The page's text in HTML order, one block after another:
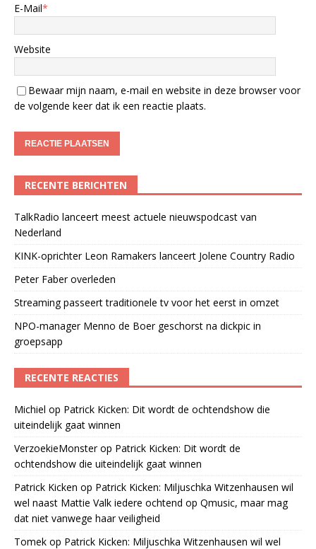
E-Mail*
Website
Bewaar mijn naam, e-mail en website in deze browser voor
de volgende keer dat ik een reactie plaats.
RECENTE BERICHTEN
TalkRadio lanceert meest actuele nieuwspodcast van
Nederland
KINK-oprichter Leon Ramakers lanceert Jolene Country Radio
Peter Faber overleden
Streaming passeert traditionele tv voor het eerst in omzet
NPO-manager Menno de Boer geschorst na dickpic in
groepsapp
RECENTE REACTIES
Michiel op Patrick Kicken: Dit wordt de ochtendshow die
uiteindelijk gaat winnen
VerzoekieMonsterop Patrick Kicken: Dit wordt de
ochtendshow die uiteindelijk gaat winnen
Patrick Kicken op Patrick Kicken: Miljuschka Witzenhausen wil
wel naast Mattie Valk iedere ochtend op Qmusic, maar mag
dat niet vanwege haar veiligheid
Tomek op Patrick Kicken: Miljuschka Witzenhausen wil wel